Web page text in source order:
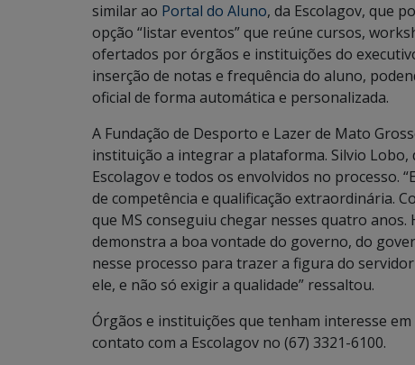
similar ao Portal do Aluno, da Escolagov, que
opção “listar eventos” que reúne cursos,
ofertados por órgãos e instituições do
inserção de notas e frequência do aluno,
oficial de forma automática e personalizada.
A Fundação de Desporto e Lazer de Mato
instituição a integrar a plataforma. Silvio
Escolagov e todos os envolvidos no processo.
de competência e qualificação extraordinária.
que MS conseguiu chegar nesses quatro
demonstra a boa vontade do governo, do
nesse processo para trazer a figura do
ele, e não só exigir a qualidade” ressaltou.
Órgãos e instituições que tenham interesse
contato com a Escolagov no (67) 3321-6100.